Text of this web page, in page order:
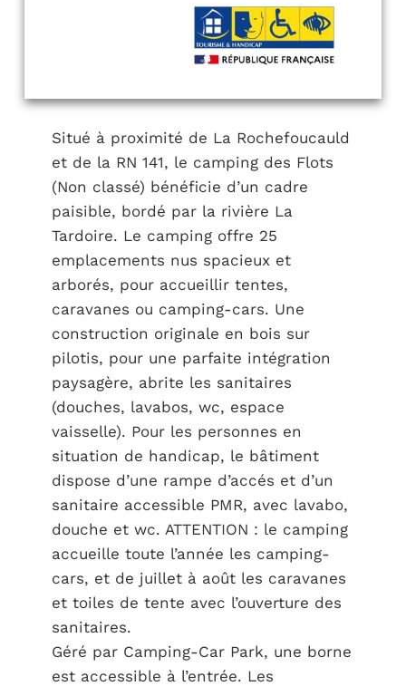
Situé à proximité de La Rochefoucauld
et de la RN 141, le camping des Flots
(Non classé) bénéficie d’un cadre
paisible, bordé par la rivière La
Tardoire. Le camping offre 25
emplacements nus spacieux et
arborés, pour accueillir tentes,
caravanes ou camping-cars. Une
construction originale en bois sur
pilotis, pour une parfaite intégration
paysagère, abrite les sanitaires
(douches, lavabos, wc, espace
vaisselle). Pour les personnes en
situation de handicap, le bâtiment
dispose d’une rampe d’accés et d’un
sanitaire accessible PMR, avec lavabo,
douche et wc. ATTENTION : le camping
accueille toute l’année les camping-
cars, et de juillet à août les caravanes
et toiles de tente avec l’ouverture des
sanitaires.
Géré par Camping-Car Park, une borne
est accessible à l’entrée. Les